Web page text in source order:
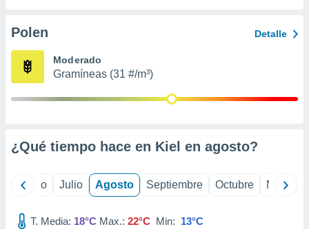
e
mediante
publicidad
publicidad
1199
Polen Detalle
Moderado
Gramíneas (31 #/m³)
¿Qué tiempo hace en Kiel en agosto?
Junio Julio Agosto Septiembre Octubre
T. Media: 18°C Max.: 22°C Min: 13°C